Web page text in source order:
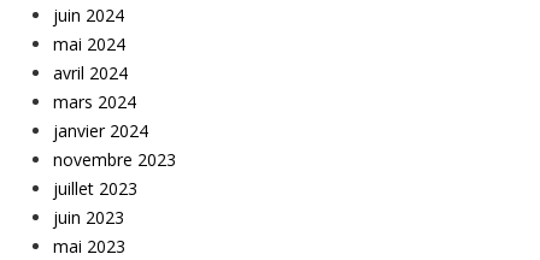
juin 2024
mai 2024
avril 2024
mars 2024
janvier 2024
novembre 2023
juillet 2023
juin 2023
mai 2023